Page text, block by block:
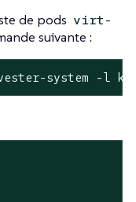
de pods virt-
suivante :
system -l